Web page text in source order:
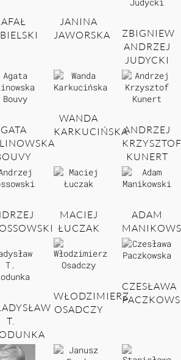
JANINA
JAWORSKA
ZBIGNIEW
ANDRZEJ
JUDYCKI
WANDA
KARKUCIŃSKAANDRZEJ
KRZYSZTOF
KUNERT
MACIEJ
ŁUCZAK
ADAM
T.
WŁODZIMIERZ
OSADCZY
CZESŁAWA